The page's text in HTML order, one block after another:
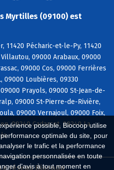
possible, Biocoop utilise
optimale du site, pour
le trafic et la performance
personnalisée en toute
d'avis à tout moment en
Myrtilles (09100) est
11420 Pécharic-et-le-Py, 11420
09000 Arabaux, 09000
09000 Cos, 09000 Ferrières
09000 Loubières, 09330
Prayols, 09000 St-Jean-de-
09000 St-Pierre-de-Rivière,
09000 Vernajoul, 09000 Foix,
09240 Cadarcet, 09240 La
réseau Biocoop